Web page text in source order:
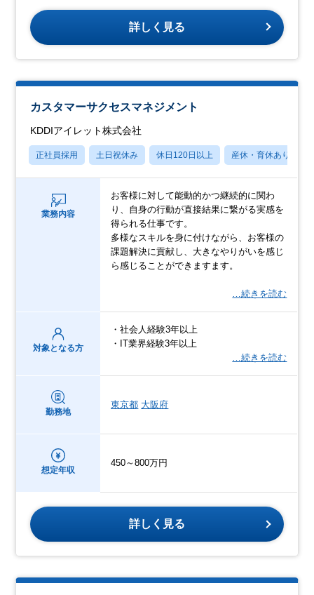
詳しく見る
カスタマーサクセスマネジメント
KDDIアイレット株式会社
正社員採用 土日祝休み 休日120日以上 産休・育休あり
業務内容
お客様に対して能動的かつ継続的に関わ
り、自身の行動が直接結果に繋がる実感を
得られる仕事です。
多様なスキルを身に付けながら、お客様の
課題解決に貢献し、大きなやりがいを感じ
ら感じることができますます。
…続きを読む
対象となる方
・社会人経験3年以上
・IT業界経験3年以上
…続きを読む
勤務地
東京都 大阪府
想定年収
450～800万円
詳しく見る